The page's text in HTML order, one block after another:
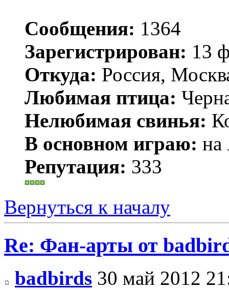
Сообщения: 1364
Зарегистрирован: 13
Откуда: Россия,
Любимая птица:
Нелюбимая свинья:
В основном играю: на
Репутация: 333
Вернуться к началу
Re: Фан-арты от
badbirds 30 май 2012